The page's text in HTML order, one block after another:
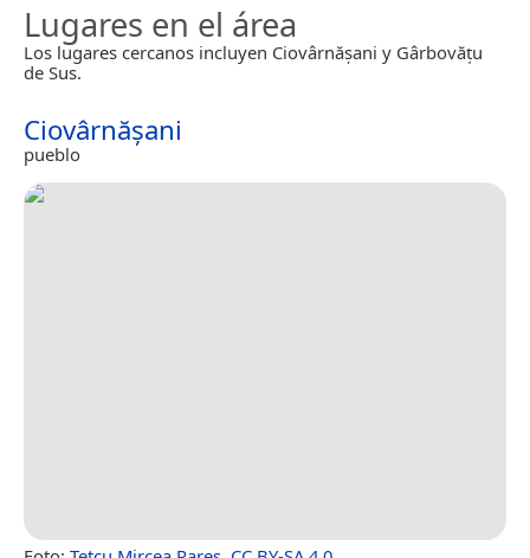
Lugares en el área
Los lugares cercanos incluyen Ciovârnășani y Gârbovățu
de Sus.
Ciovârnășani
pueblo